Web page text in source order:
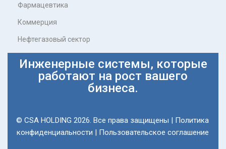
Фармацевтика
Коммерция
Нефтегазовый сектор
Инженерные системы, которые
работают на рост вашего
бизнеса.
© CSA HOLDING 2026. Все права защищены | Политика
конфиденциальности | Пользовательское соглашение